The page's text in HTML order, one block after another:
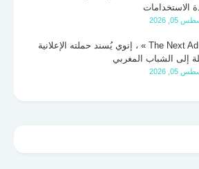
الاستخدامات
05, 2026
مع « The Next Ad » ، إنوي يُسند حملته الإعلانية
إلى الشباب المغربي
05, 2026